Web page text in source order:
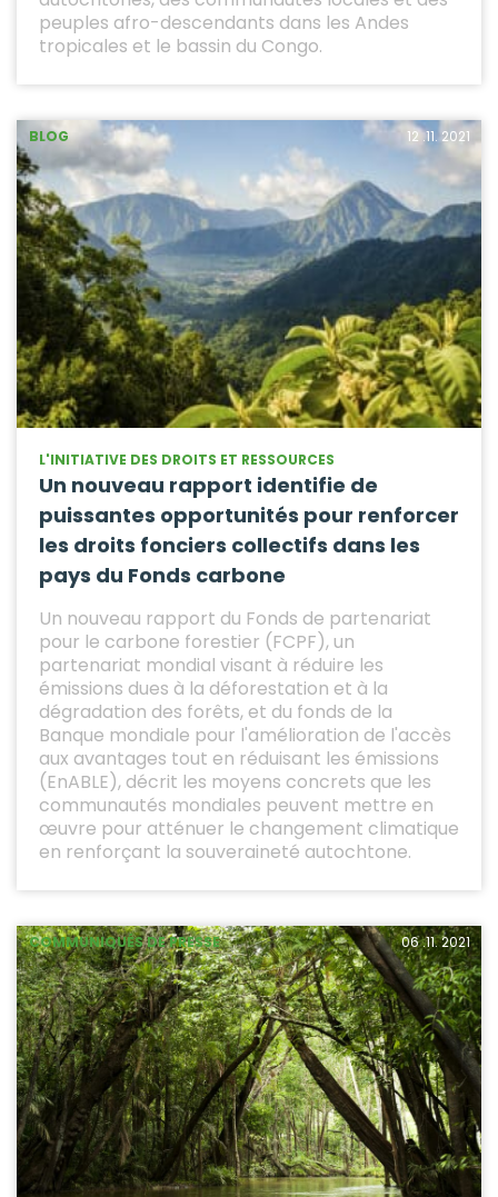
peuples afro-descendants dans les Andes
tropicales et le bassin du Congo.
12 .11. 2021
L'INITIATIVE DES DROITS ET RESSOURCES
BLOG
Un nouveau rapport identifie de
puissantes opportunités pour renforcer
les droits fonciers collectifs dans les
pays du Fonds carbone
Un nouveau rapport du Fonds de partenariat
pour le carbone forestier (FCPF), un
partenariat mondial visant à réduire les
émissions dues à la déforestation et à la
dégradation des forêts, et du fonds de la
Banque mondiale pour l'amélioration de l'accès
aux avantages tout en réduisant les émissions
(EnABLE), décrit les moyens concrets que les
communautés mondiales peuvent mettre en
œuvre pour atténuer le changement climatique
en renforçant la souveraineté autochtone.
06 .11. 2021
COMMUNIQUÉS DE PRESSE